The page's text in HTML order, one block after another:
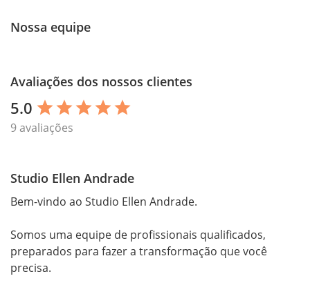
Nossa equipe
Avaliações dos nossos clientes
5.0 star star star star star
9 avaliações
Studio Ellen Andrade
Bem-vindo ao Studio Ellen Andrade.
Somos uma equipe de profissionais qualificados,
preparados para fazer a transformação que você
precisa.